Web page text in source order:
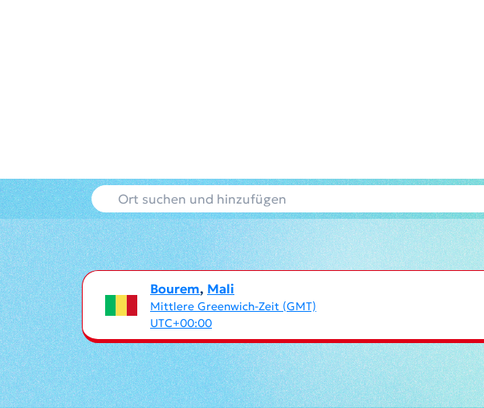
Bourem, Mali
Mittlere Greenwich-Zeit (GMT)
UTC+00:00